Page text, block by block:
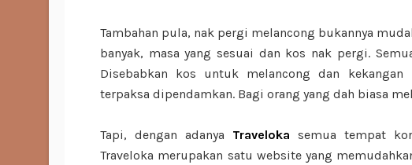
Tambahan pula, nak pergi melancong bukannya
banyak, masa yang sesuai dan kos nak pergi.
Disebabkan kos untuk melancong dan
terpaksa dipendamkan. Bagi orang yang dah biasa
Tapi, dengan adanya Traveloka semua tempat
Traveloka merupakan satu website yang